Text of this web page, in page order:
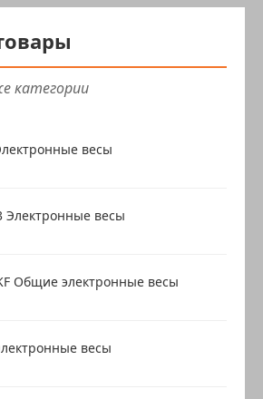
категории
весы
Электронные весы
Общие электронные весы
весы